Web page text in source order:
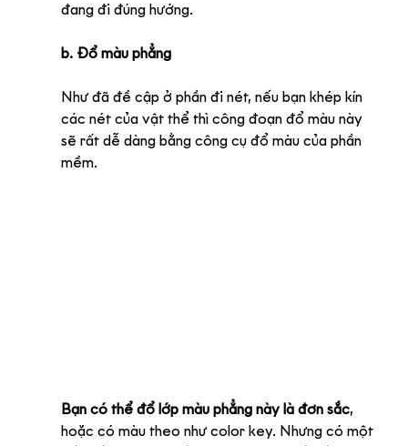
đang đi đúng hướng.
b. Đổ màu phẳng
Như đã đề cập ở phần đi nét, nếu bạn khép kín
các nét của vật thể thì công đoạn đổ màu này
sẽ rất dễ dàng bằng công cụ đổ màu của phần
mềm.
Bạn có thể đổ lớp màu phẳng này là đơn sắc,
hoặc có màu theo như color key. Nhưng có một